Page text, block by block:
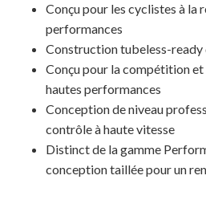
Conçu pour les cyclistes à la
performances
Construction tubeless-ready
Conçu pour la compétition
hautes performances
Conception de niveau
contrôle à haute vitesse
Distinct de la gamme
conception taillée pour un